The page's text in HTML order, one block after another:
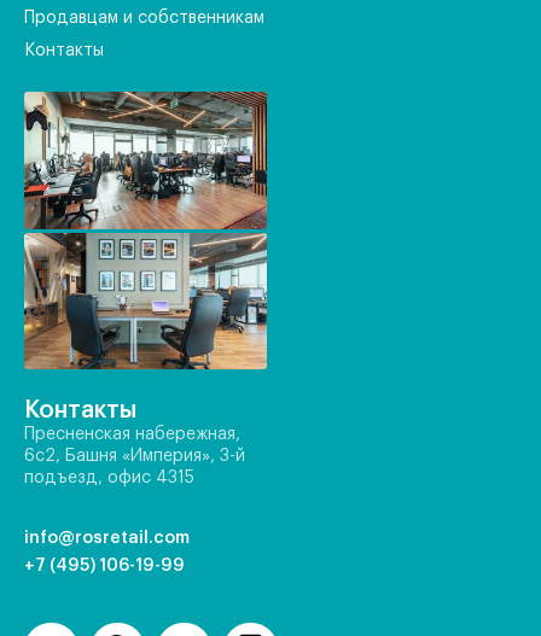
Продавцам и собственникам
Контакты
Контакты
Пресненская набережная,
6с2, Башня «Империя», 3-й
подъезд, офис 4315
info@rosretail.com
+7 (495) 106-19-99